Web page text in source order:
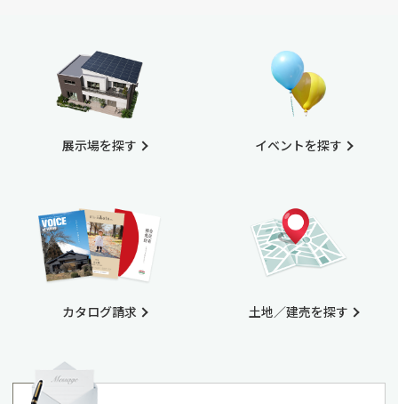
展示場を探す
カタログ請求
イベントを探す
土地／建売を探す